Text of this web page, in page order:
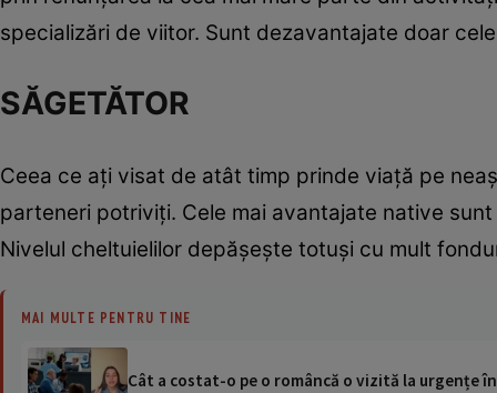
specializări de viitor. Sunt dezavantajate doar
SĂGETĂTOR
Ceea ce aţi visat de atât timp prinde viaţă pe
parteneri potriviţi. Cele mai avantajate native
Nivelul cheltuielilor depăşeşte totuşi cu mult
MAI MULTE PENTRU TINE
Cât a costat-o pe o româncă o vizită la urgențe